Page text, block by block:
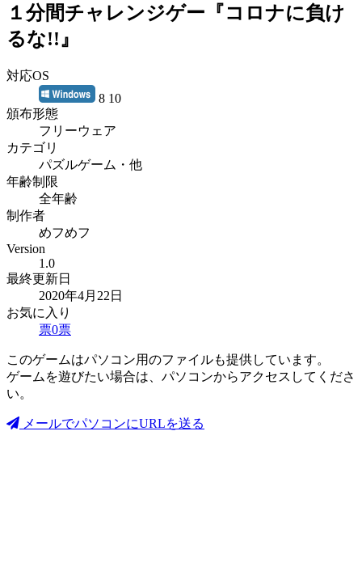
１分間チャレンジゲー『コロナに負け
るな!!』
対応OS
8 10
頒布形態
フリーウェア
カテゴリ
パズルゲーム・他
年齢制限
全年齢
制作者
めフめフ
Version
1.0
最終更新日
2020年4月22日
お気に入り
票0票
このゲームはパソコン用のファイルも提供しています。
ゲームを遊びたい場合は、パソコンからアクセスしてくださ
い。
メールでパソコンにURLを送る